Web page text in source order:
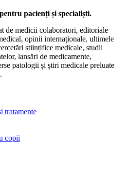
pacienți și specialiști.
de medicii colaboratori, editoriale
opinii internaționale, ultimele
științifice medicale, studii
lansări de medicamente,
patologii și știri medicale preluate
tratamente
copii